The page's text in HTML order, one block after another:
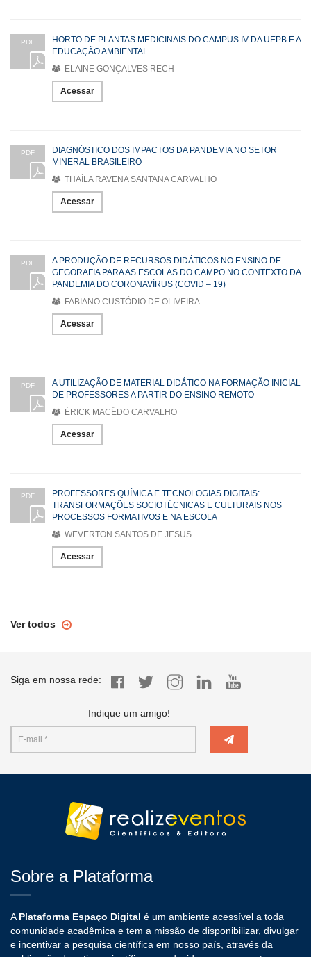
PDF
HORTO DE PLANTAS MEDICINAIS DO CAMPUS IV DA UEPB E A
EDUCAÇÃO AMBIENTAL
ELAINE GONÇALVES RECH
Acessar
PDF
DIAGNÓSTICO DOS IMPACTOS DA PANDEMIA NO SETOR
MINERAL BRASILEIRO
THAÍLA RAVENA SANTANA CARVALHO
Acessar
PDF
A PRODUÇÃO DE RECURSOS DIDÁTICOS NO ENSINO DE
GEGORAFIA PARA AS ESCOLAS DO CAMPO NO CONTEXTO DA
PANDEMIA DO CORONAVÍRUS (COVID – 19)
FABIANO CUSTÓDIO DE OLIVEIRA
Acessar
PDF
A UTILIZAÇÃO DE MATERIAL DIDÁTICO NA FORMAÇÃO INICIAL
DE PROFESSORES A PARTIR DO ENSINO REMOTO
ÉRICK MACÊDO CARVALHO
Acessar
PDF
PROFESSORES QUÍMICA E TECNOLOGIAS DIGITAIS:
TRANSFORMAÇÕES SOCIOTÉCNICAS E CULTURAIS NOS
PROCESSOS FORMATIVOS E NA ESCOLA
WEVERTON SANTOS DE JESUS
Acessar
Ver todos
Siga em nossa rede:
Indique um amigo!
Sobre a Plataforma
A Plataforma Espaço Digital é um ambiente acessível a toda
comunidade acadêmica e tem a missão de disponibilizar, divulgar
e incentivar a pesquisa científica em nosso país, através da